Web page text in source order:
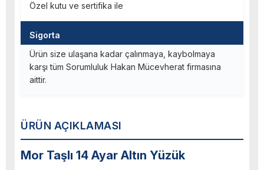
ÜRÜN AÇIKLAMASI
Mor Taşlı 14 Ayar Altın Yüzük
Özel kutu ve sertifika ile
Sigorta
Ürün size ulaşana kadar çalınmaya, kaybolmaya
karşı tüm Sorumluluk Hakan Mücevherat firmasına
aittir.